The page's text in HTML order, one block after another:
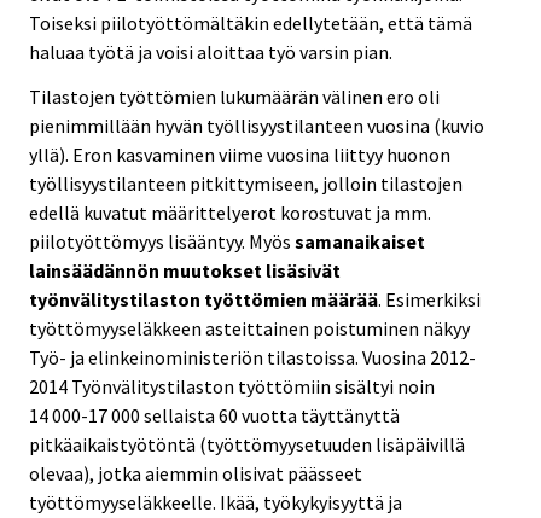
Toiseksi piilotyöttömältäkin edellytetään, että tämä
haluaa työtä ja voisi aloittaa työ varsin pian.
Tilastojen työttömien lukumäärän välinen ero oli
pienimmillään hyvän työllisyystilanteen vuosina (kuvio
yllä). Eron kasvaminen viime vuosina liittyy huonon
työllisyystilanteen pitkittymiseen, jolloin tilastojen
edellä kuvatut määrittelyerot korostuvat ja mm.
piilotyöttömyys lisääntyy. Myös samanaikaiset
lainsäädännön muutokset lisäsivät
työnvälitystilaston työttömien määrää. Esimerkiksi
työttömyyseläkkeen asteittainen poistuminen näkyy
Työ- ja elinkeinoministeriön tilastoissa. Vuosina 2012-
2014 Työnvälitystilaston työttömiin sisältyi noin
14 000-17 000 sellaista 60 vuotta täyttänyttä
pitkäaikaistyötöntä (työttömyysetuuden lisäpäivillä
olevaa), jotka aiemmin olisivat päässeet
työttömyyseläkkeelle. Ikää, työkykyisyyttä ja